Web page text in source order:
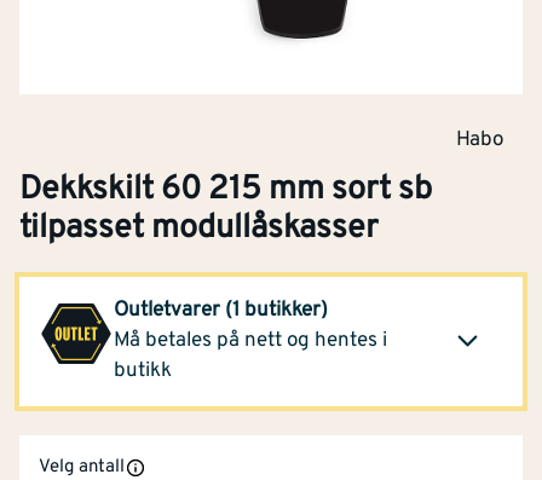
Habo
Dekkskilt 60 215 mm sort sb
tilpasset modullåskasser
Outletvarer (1 butikker)
Må betales på nett og hentes i
butikk
Optimera Helsfyr
(7 bk)
Opprinnelig pris 385,-
Klikk og hent
Velg antall